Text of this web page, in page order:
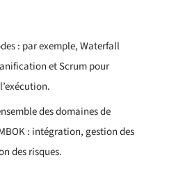
: par exemple, Waterfall
et Scrum pour
des domaines de
: intégration, gestion des
des risques.